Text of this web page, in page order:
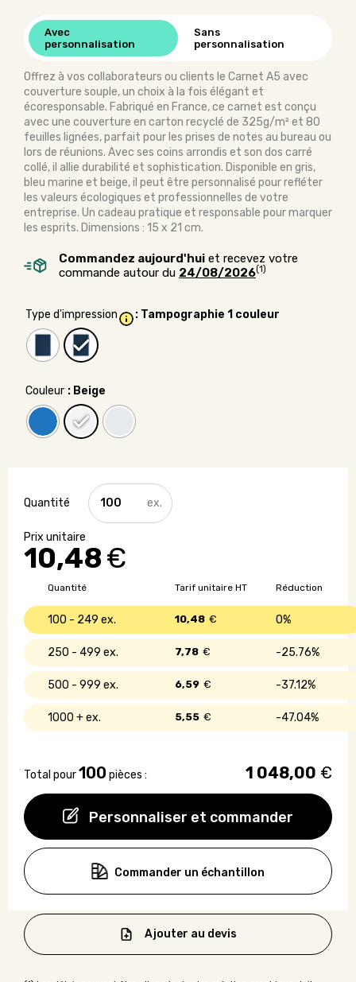
Avec
personnalisation
Sans
personnalisation
Offrez à vos collaborateurs ou clients le Carnet A5 avec
couverture souple, un choix à la fois élégant et
écoresponsable. Fabriqué en France, ce carnet est conçu
avec une couverture en carton recyclé de 325g/m² et 80
feuilles lignées, parfait pour les prises de notes au bureau ou
lors de réunions. Avec ses coins arrondis et son dos carré
collé, il allie durabilité et sophistication. Disponible en gris,
bleu marine et beige, il peut être personnalisé pour refléter
les valeurs écologiques et professionnelles de votre
entreprise. Un cadeau pratique et responsable pour marquer
les esprits. Dimensions : 15 x 21 cm.
Commandez aujourd'hui et recevez votre
commande autour du 24/08/2026(1)
Type d'impression : Tampographie 1 couleur
Couleur : Beige
10,48€
Personnaliser et commander
quantité
de
Carnet
avec
couverture
in
France
Quantité Réduction
Tarif unitaire HT
100 - 249 0%
10,48 €
250 - 499 25.76%
7,78 €
500 - 999 37.12%
6,59 €
1000 + 47.04%
5,55 €
Total pour100 pièces : 1 048,00 €
Commander un échantillon
Ajouter au devis